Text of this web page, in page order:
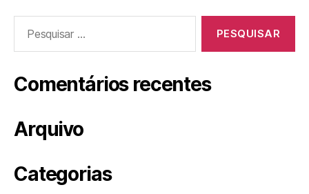
por:
Comentários recentes
Arquivo
Categorias